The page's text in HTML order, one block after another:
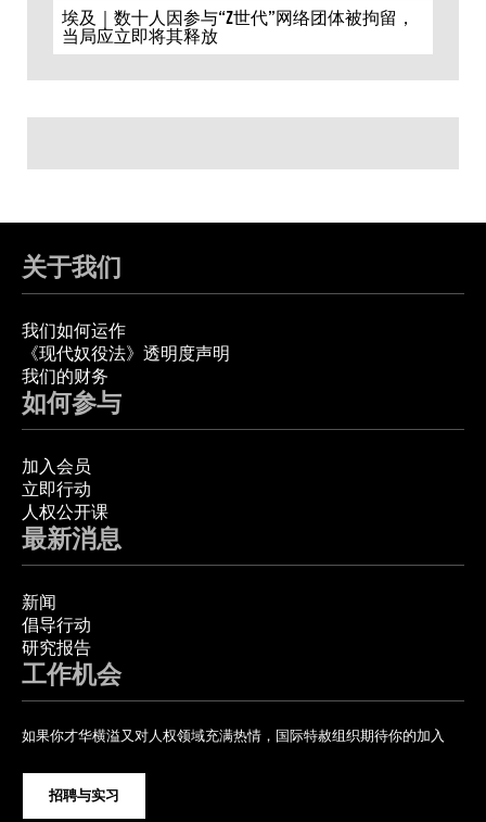
埃及｜数十人因参与“Z世代”网络团体被拘留，
当局应立即将其释放
关于我们
我们如何运作
《现代奴役法》透明度声明
我们的财务
如何参与
加入会员
立即行动
人权公开课
最新消息
新闻
倡导行动
研究报告
工作机会
如果你才华横溢又对人权领域充满热情，国际特赦组织期待你的加入
招聘与实习